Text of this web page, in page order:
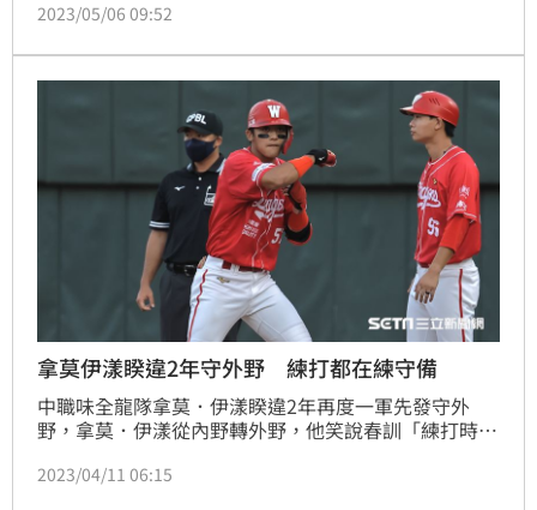
與味全龍夜間在1根燈柱沒亮狀態，打了3個多小時的棒
2023/05/06 09:52
拿莫伊漾睽違2年守外野 練打都在練守備
中職味全龍隊拿莫．伊漾睽違2年再度一軍先發守外
野，拿莫．伊漾從內野轉外野，他笑說春訓「練打時間
盼能成球隊的秘密武器。
2023/04/11 06:15